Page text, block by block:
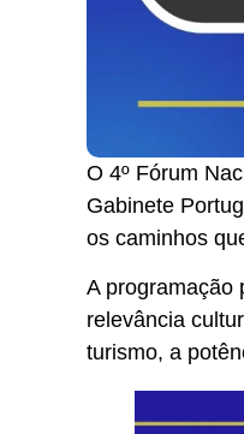
O 4º Fórum
Gabinete
os caminhos
A programação
relevância
turismo, a